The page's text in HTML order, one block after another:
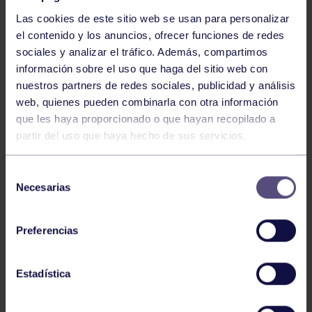
Las cookies de este sitio web se usan para personalizar
el contenido y los anuncios, ofrecer funciones de redes
sociales y analizar el tráfico. Además, compartimos
información sobre el uso que haga del sitio web con
nuestros partners de redes sociales, publicidad y análisis
web, quienes pueden combinarla con otra información
que les haya proporcionado o que hayan recopilado a
partir del uso que haya hecho de sus servicios.
Necesarias
Preferencias
Estadística
Voleibol
CAMPEONAS DE ASTURIAS
Voleibol